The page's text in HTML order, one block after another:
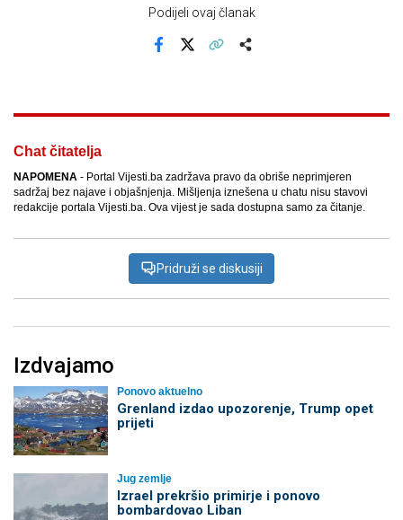
Podijeli ovaj članak
Chat čitatelja
NAPOMENA - Portal Vijesti.ba zadržava pravo da obriše neprimjeren
sadržaj bez najave i objašnjenja. Mišljenja iznešena u chatu nisu stavovi
redakcije portala Vijesti.ba. Ova vijest je sada dostupna samo za čitanje.
Pridruži se diskusiji
Izdvajamo
Ponovo aktuelno
Grenland izdao upozorenje, Trump opet
prijeti
Jug zemlje
Izrael prekršio primirje i ponovo
bombardovao Liban